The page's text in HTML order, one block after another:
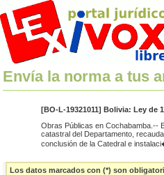
Envía la norma a tus
[BO-L-19321011] Bolivia: Ley de
Obras Públicas en Cochabamba.--
catastral del Departamento,
conclusión de la Catedral e
Los datos marcados con (*) son